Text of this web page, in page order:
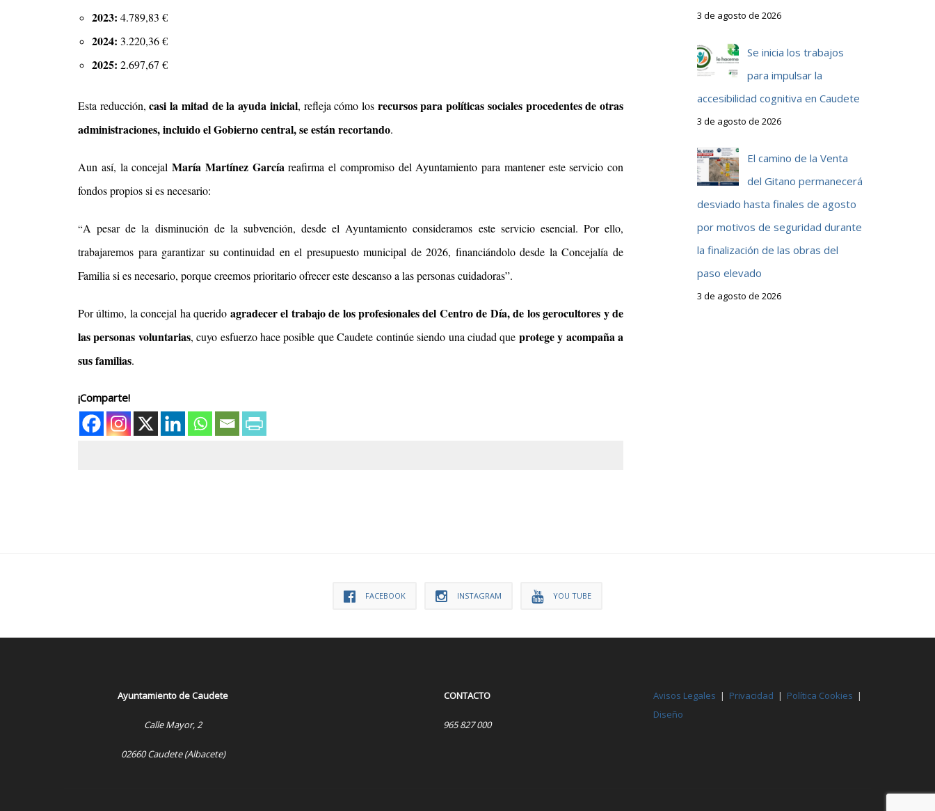
2023: 4.789,83 €
2024: 3.220,36 €
2025: 2.697,67 €
Esta reducción,casi la mitad de la ayuda inicial, refleja cómo los recursos para políticas sociales procedentes de otras
administraciones, incluido el Gobierno central, se están recortando.
Aun así, la concejal María Martínez Garcíareafirma el compromiso del Ayuntamiento para mantener este servicio con
fondos propios si es necesario:
“A pesar de la disminución de la subvención, desde el Ayuntamiento consideramos este servicio esencial. Por ello,
trabajaremos para garantizar su continuidad en el presupuesto municipal de 2026, financiándolo desde la Concejalía de
Familia si es necesario, porque creemos prioritario ofrecer este descanso a las personas cuidadoras”.
Por último, la concejal ha querido agradecer el trabajo de los profesionales del Centro de Día, de los gerocultores y de
las personas voluntarias, cuyo esfuerzo hace posible que Caudete continúe siendo una ciudad que protege y acompaña a
sus familias.
¡Comparte!
3 de agosto de 2026
Se inicia los trabajos
para impulsar la
accesibilidad cognitiva en Caudete
3 de agosto de 2026
El camino de la Venta
del Gitano permanecerá
desviado hasta finales de agosto
por motivos de seguridad durante
la finalización de las obras del
paso elevado
3 de agosto de 2026
FACEBOOK INSTAGRAM YOU TUBE
Ayuntamiento de Caudete
Calle Mayor, 2
02660 Caudete (Albacete)
CONTACTO
965 827 000
Avisos Legales | Privacidad | Política Cookies |
Diseño